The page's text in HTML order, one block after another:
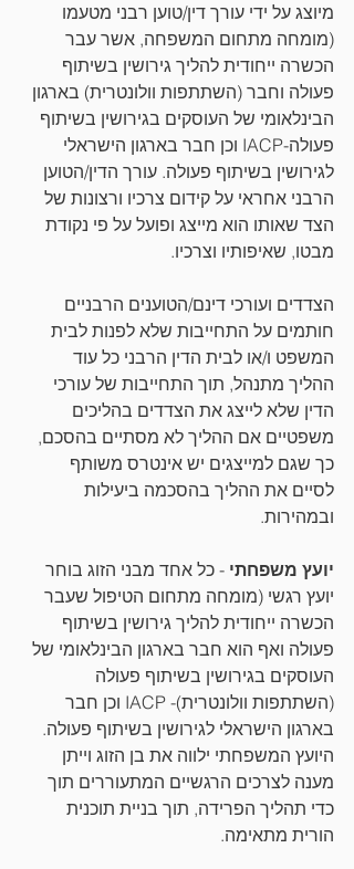
מיוצג על ידי עורך דין/טוען רבני מטעמו
(מומחה מתחום המשפחה, אשר עבר
הכשרה ייחודית להליך גירושין בשיתוף
פעולה וחבר (השתתפות וולונטרית) בארגון
הבינלאומי של העוסקים בגירושין בשיתוף
פעולה-IACP וכן חבר בארגון הישראלי
לגירושין בשיתוף פעולה. עורך הדין/הטוען
הרבני אחראי על קידום צרכיו ורצונות של
הצד שאותו הוא מייצג ופועל על פי נקודת
מבטו, שאיפותיו וצרכיו.
הצדדים ועורכי דינם/הטוענים הרבניים
חותמים על התחייבות שלא לפנות לבית
המשפט ו/או לבית הדין הרבני כל עוד
ההליך מתנהל, תוך התחייבות של עורכי
הדין שלא לייצג את הצדדים בהליכים
משפטיים אם ההליך לא מסתיים בהסכם,
כך שגם למייצגים יש אינטרס משותף
לסיים את ההליך בהסכמה ביעילות
ובמהירות.
יועץ משפחתי - כל אחד מבני הזוג בוחר
יועץ רגשי (מומחה מתחום הטיפול שעבר
הכשרה ייחודית להליך גירושין בשיתוף
פעולה ואף הוא חבר בארגון הבינלאומי של
העוסקים בגירושין בשיתוף פעולה
(השתתפות וולונטרית)- IACP וכן חבר
בארגון הישראלי לגירושין בשיתוף פעולה.
היועץ המשפחתי ילווה את בן הזוג וייתן
מענה לצרכים הרגשיים המתעוררים תוך
כדי תהליך הפרידה, תוך בניית תוכנית
הורית מתאימה.